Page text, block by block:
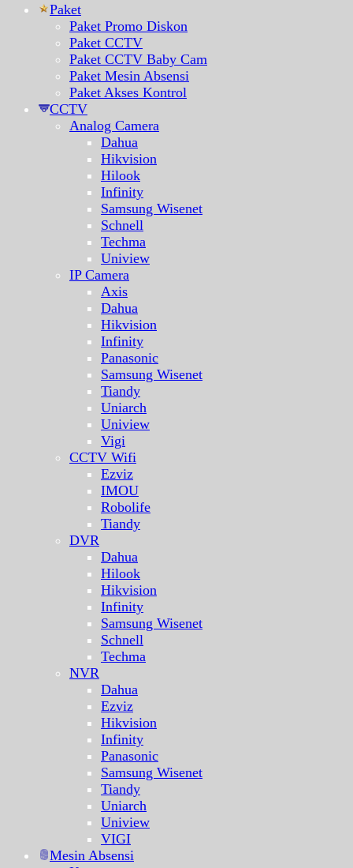
Paket
Paket Promo Diskon
Paket CCTV
Paket CCTV Baby Cam
Paket Mesin Absensi
Paket Akses Kontrol
CCTV
Analog Camera
Dahua
Hikvision
Hilook
Infinity
Samsung Wisenet
Schnell
Techma
Uniview
IP Camera
Axis
Dahua
Hikvision
Infinity
Panasonic
Samsung Wisenet
Tiandy
Uniarch
Uniview
Vigi
CCTV Wifi
Ezviz
IMOU
Robolife
Tiandy
DVR
Dahua
Hilook
Hikvision
Infinity
Samsung Wisenet
Schnell
Techma
NVR
Dahua
Ezviz
Hikvision
Infinity
Panasonic
Samsung Wisenet
Tiandy
Uniarch
Uniview
VIGI
Mesin Absensi